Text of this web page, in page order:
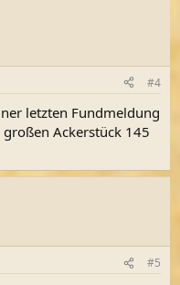
#4
letzten Fundmeldung
Ackerstück 145
#5